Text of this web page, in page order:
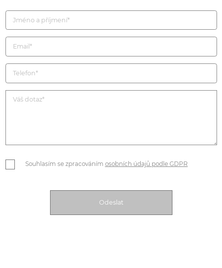
Souhlasím se zpracováním osobních údajů podle GDPR